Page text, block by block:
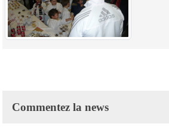
Commentez la news